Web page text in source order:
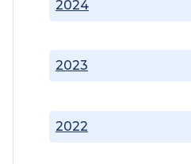
2022
2023
2024